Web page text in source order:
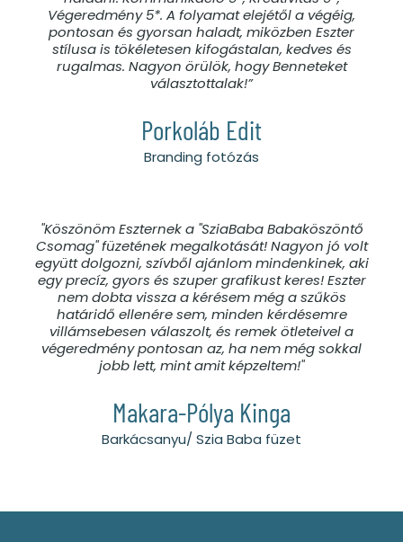
Végeredmény 5*. A folyamat elejétől a végéig,
pontosan és gyorsan haladt, miközben Eszter
stílusa is tökéletesen kifogástalan, kedves és
rugalmas. Nagyon örülök, hogy Benneteket
választottalak!”
Porkoláb Edit
Branding fotózás
"Köszönöm Eszternek a "SziaBaba Babaköszöntő
Csomag" füzetének megalkotását! Nagyon jó volt
együtt dolgozni, szívből ajánlom mindenkinek, aki
egy precíz, gyors és szuper grafikust keres! Eszter
nem dobta vissza a kérésem még a szűkös
határidő ellenére sem, minden kérdésemre
villámsebesen válaszolt, és remek ötleteivel a
végeredmény pontosan az, ha nem még sokkal
jobb lett, mint amit képzeltem!"
Makara-Pólya Kinga
Barkácsanyu/ Szia Baba füzet